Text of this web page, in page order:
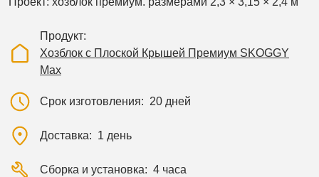
Продукт
Хозблок с Плоской Крышей Премиум SKOGGY
Max
Срок изготовления 20 дней
Доставка 1 день
Сборка и установка 4 часа